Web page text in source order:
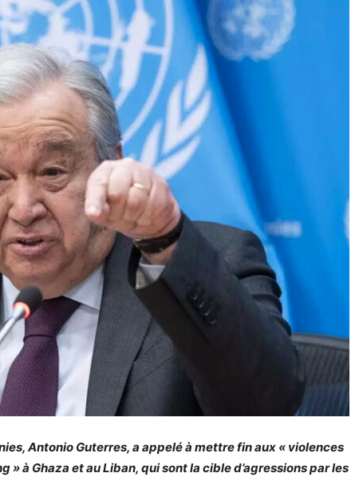
Antonio Guterres, a appelé à mettre fin aux « violences
» à Ghaza et au Liban, qui sont la cible d’agressions par les